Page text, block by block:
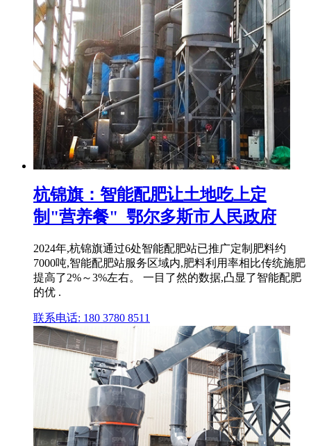
杭锦旗：智能配肥让土地吃上定
制"营养餐"_鄂尔多斯市人民政府
2024年,杭锦旗通过6处智能配肥站已推广定制肥料约
7000吨,智能配肥站服务区域内,肥料利用率相比传统施肥
提高了2%～3%左右。 一目了然的数据,凸显了智能配肥
的优 .
联系电话: 180 3780 8511